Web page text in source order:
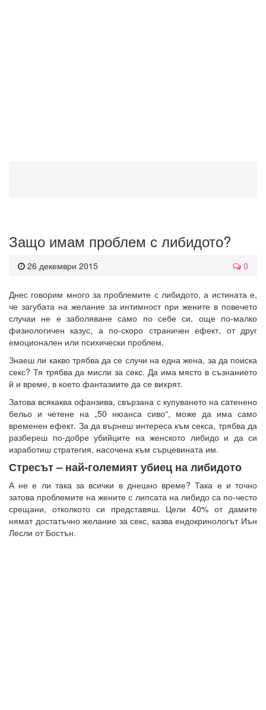
Защо имам проблем с либидото?
26 декември 2015 0
Днес говорим много за проблемите с либидото, а истината е,
че загубата на желание за интимност при жените в повечето
случаи не е заболяване само по себе си, още по-малко
физиологичен казус, а по-скоро страничен ефект, от друг
емоционален или психически проблем.
Знаеш ли какво трябва да се случи на една жена, за да поиска
секс? Тя трябва да мисли за секс. Да има място в съзнанието
й и време, в което фантазиите да се вихрят.
Затова всякаква офанзива, свързана с купуването на сатенено
бельо и четене на „50 нюанса сиво“, може да има само
временен ефект. За да върнеш интереса към секса, трябва да
разбереш по-добре убийците на женското либидо и да си
изработиш стратегия, насочена към сърцевината им.
Стресът – най-големият убиец на либидото
А не е ли така за всички в днешно време? Така е и точно
затова проблемите на жените с липсата на либидо са по-често
срещани, отколкото си представяш. Цели 40% от дамите
нямат достатъчно желание за секс, казва ендокринологът Иън
Лесли от Бостън.